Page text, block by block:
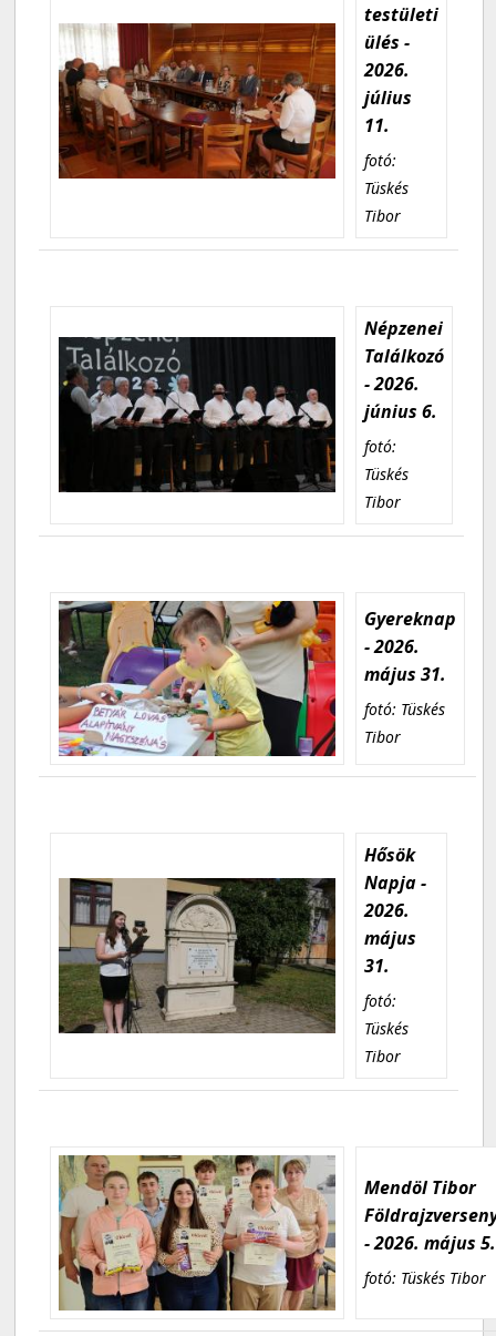
testületi
ülés -
2026.
július
11.
fotó:
Tüskés
Tibor
Népzenei
Találkozó
- 2026.
június 6.
fotó:
Tüskés
Tibor
Gyereknap
- 2026.
május 31.
fotó: Tüskés
Tibor
Hősök
Napja -
2026.
május
31.
fotó:
Tüskés
Tibor
Mendöl Tibor
- 2026. május 5.
fotó: Tüskés Tibor